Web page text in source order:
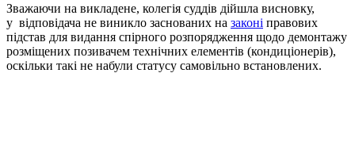
Зважаючи на викладене, колегія суддів дійшла висновку,
у відповідача не виникло заснованих на законі правових
підстав для видання спірного розпорядження щодо демонтажу
розміщених позивачем технічних елементів (кондиціонерів),
оскільки такі не набули статусу самовільно встановлених.